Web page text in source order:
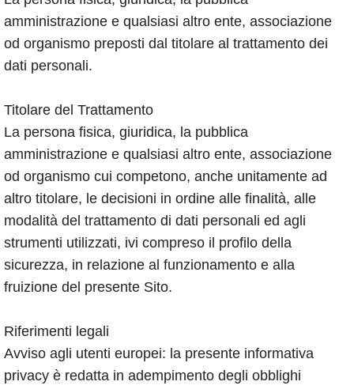
amministrazione e qualsiasi altro ente, associazione
od organismo preposti dal titolare al trattamento dei
dati personali.
Titolare del Trattamento
La persona fisica, giuridica, la pubblica
amministrazione e qualsiasi altro ente, associazione
od organismo cui competono, anche unitamente ad
altro titolare, le decisioni in ordine alle finalità, alle
modalità del trattamento di dati personali ed agli
strumenti utilizzati, ivi compreso il profilo della
sicurezza, in relazione al funzionamento e alla
fruizione del presente Sito.
Riferimenti legali
Avviso agli utenti europei: la presente informativa
privacy è redatta in adempimento degli obblighi